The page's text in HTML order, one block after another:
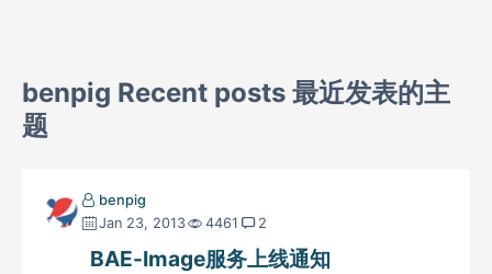
benpig Recent posts 最近发表的主
题
benpig
Jan 23, 2013
4461 2
BAE-Image服务上线通知